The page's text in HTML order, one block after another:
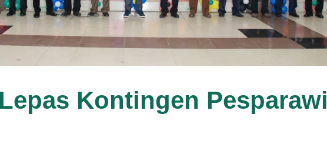
Kontingen Pesparawi